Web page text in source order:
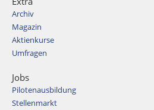
Archiv
Magazin
Aktienkurse
Umfragen
Jobs
Pilotenausbildung
Stellenmarkt